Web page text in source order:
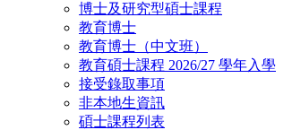
博士及研究型碩士課程
教育博士
教育博士（中文班）
教育碩士課程 2026/27 學年入學
接受錄取事項
非本地生資訊
碩士課程列表